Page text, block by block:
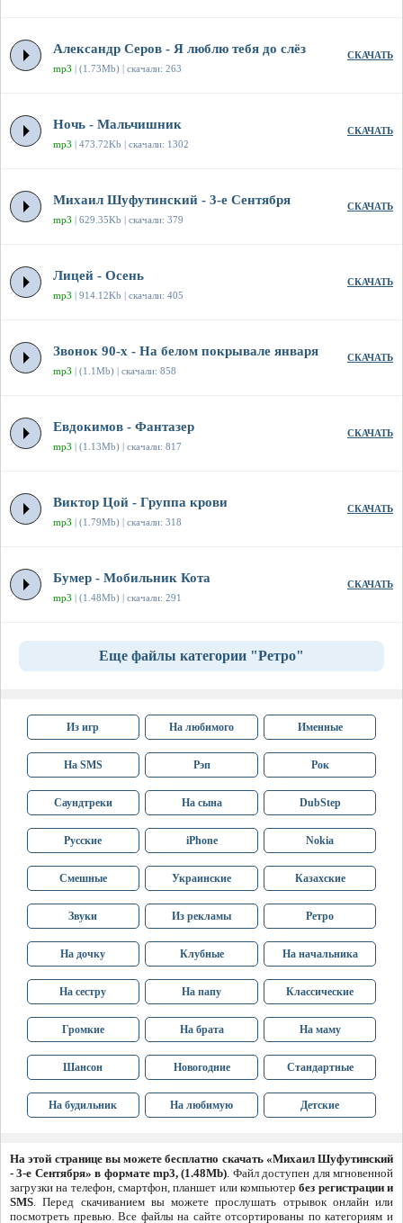
Александр Серов - Я люблю тебя до слёз
mp3 | (1.73Mb) | скачали: 263
СКАЧАТЬ
Ночь - Мальчишник
mp3 | 473.72Kb | скачали: 1302
СКАЧАТЬ
Михаил Шуфутинский - 3-е Сентября
mp3 | 629.35Kb | скачали: 379
СКАЧАТЬ
Лицей - Осень
mp3 | 914.12Kb | скачали: 405
СКАЧАТЬ
Звонок 90-х - На белом покрывале января
mp3 | (1.1Mb) | скачали: 858
СКАЧАТЬ
Евдокимов - Фантазер
mp3 | (1.13Mb) | скачали: 817
СКАЧАТЬ
Виктор Цой - Группа крови
mp3 | (1.79Mb) | скачали: 318
СКАЧАТЬ
Бумер - Мобильник Кота
mp3 | (1.48Mb) | скачали: 291
СКАЧАТЬ
Еще файлы категории "Ретро"
Из игр На любимого Именные
На SMS Рэп Рок
Саундтреки На сына DubStep
Русские iPhone Nokia
Смешные Украинские Казахские
Звуки Из рекламы Ретро
На дочку Клубные На начальника
На сестру На папу Классические
Громкие На брата На маму
Шансон Новогодние Стандартные
На будильник На любимую Детские
На этой странице вы можете бесплатно скачать «Михаил Шуфутинский
- 3-е Сентября» в формате mp3, (1.48Mb). Файл доступен для мгновенной
загрузки на телефон, смартфон, планшет или компьютербез регистрации и
SMS. Перед скачиванием вы можете прослушать отрывок онлайн или
посмотреть превью. Все файлы на сайте отсортированы по категориям и